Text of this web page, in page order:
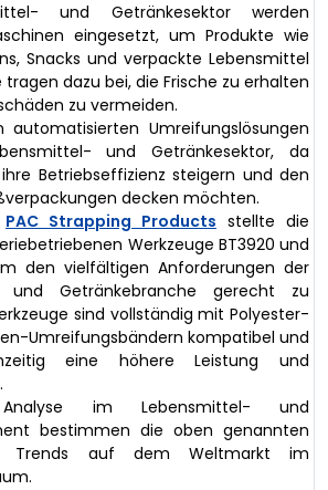
und Getränkesektor werden
eingesetzt, um Produkte wie
Snacks und verpackte Lebensmittel
tragen dazu bei, die Frische zu erhalten
zu vermeiden.
automatisierten Umreifungslösungen
und Getränkesektor, da
Betriebseffizienz steigern und den
decken möchten.
PAC Strapping Products stellte die
Werkzeuge BT3920 und
den vielfältigen Anforderungen der
und Getränkebranche gerecht zu
sind vollständig mit Polyester-
Umreifungsbändern kompatibel und
eine höhere Leistung und
im Lebensmittel- und
bestimmen die oben genannten
Trends auf dem Weltmarkt im